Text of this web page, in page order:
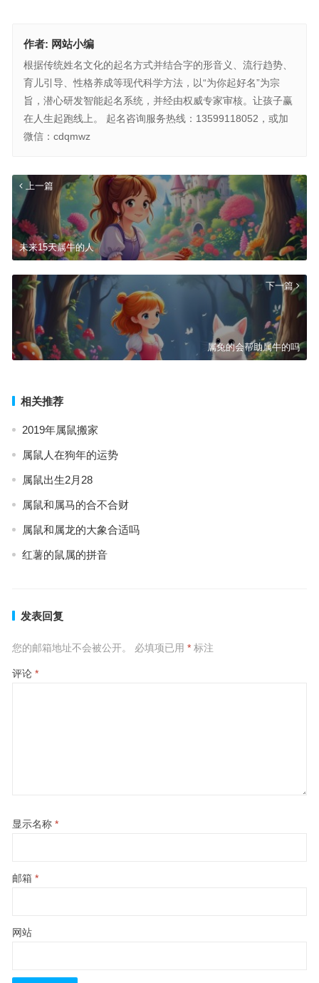
作者: 网站小编
根据传统姓名文化的起名方式并结合字的形音义、流行趋势、
育儿引导、性格养成等现代科学方法，以“为你起好名”为宗
旨，潜心研发智能起名系统，并经由权威专家审核。让孩子赢
在人生起跑线上。 起名咨询服务热线：13599118052，或加
微信：cdqmwz
上一篇
未来15天属牛的人
下一篇
属兔的会帮助属牛的吗
相关推荐
2019年属鼠搬家
属鼠人在狗年的运势
属鼠出生2月28
属鼠和属马的合不合财
属鼠和属龙的大象合适吗
红薯的鼠属的拼音
发表回复
您的邮箱地址不会被公开。 必填项已用 *标注
评论 *
显示名称 *
邮箱 *
网站